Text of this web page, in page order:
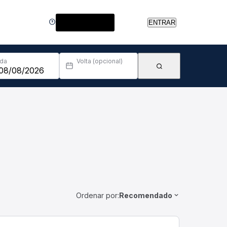
ENTRAR
Volta (opcional)
Ordenar por:Recomendado